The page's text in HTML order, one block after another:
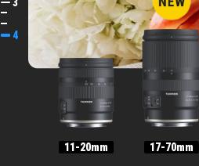
4
11-20mm 17-70mm